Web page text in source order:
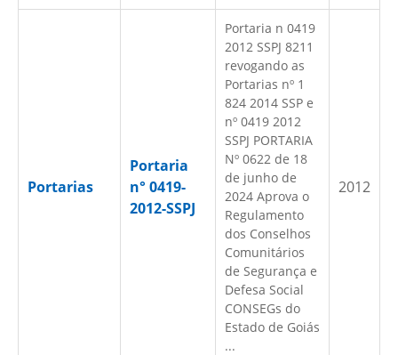
Portarias
Portaria
n° 0419-
2012-SSPJ
Portaria n 0419
2012 SSPJ 8211
revogando as
Portarias nº 1
824 2014 SSP e
nº 0419 2012
SSPJ PORTARIA
Nº 0622 de 18
de junho de
2024 Aprova o
Regulamento
dos Conselhos
Comunitários
de Segurança e
Defesa Social
CONSEGs do
Estado de Goiás
...
2012